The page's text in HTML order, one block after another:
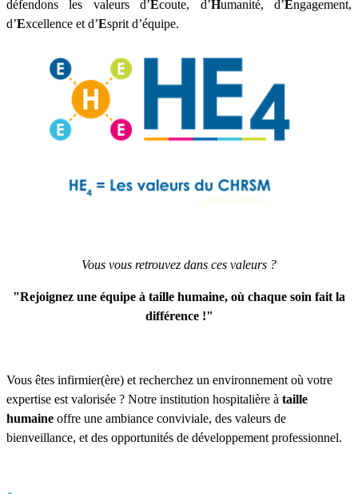
défendons les valeurs d’Ecoute, d’Humanité, d’Engagement,
d’Excellence et d’Esprit d’équipe.
Vous vous retrouvez dans ces valeurs ?
"Rejoignez une équipe à taille humaine, où chaque soin fait la
différence !"
Vous êtes infirmier(ère) et recherchez un environnement où votre
expertise est valorisée ? Notre institution hospitalière à taille
humaine offre une ambiance conviviale, des valeurs de
bienveillance, et des opportunités de développement professionnel.